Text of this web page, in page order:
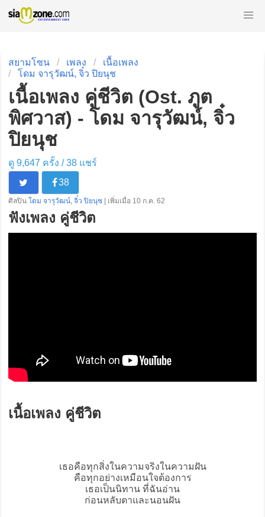
สยามโซน เพลง
เนื้อเพลง
โดม จารุวัฒน์, จิ๋ว ปิยนุช
เนื้อเพลง คู่ชีวิต (Ost. ภูต
พิศวาส) - โดม จารุวัฒน์, จิ๋ว
ปิยนุช
ดู 9,647 ครั้ง /38แชร์
38
ศิลปิน โดม จารุวัฒน์, จิ๋ว ปิยนุช | เพิ่มเมื่อ 10 ก.ค. 62
ฟังเพลง คู่ชีวิต
เนื้อเพลง คู่ชีวิต
เธอคือทุกสิ่งในความจริงในความฝัน
คือทุกอย่างเหมือนใจต้องการ
เธอเป็นนิทาน ที่ฉันอ่าน
ก่อนหลับตาและนอนฝัน